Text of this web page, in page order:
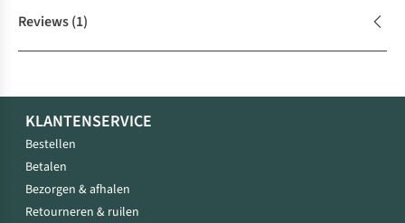
Reviews(1)
KLANTENSERVICE
Bestellen
Betalen
Bezorgen & afhalen
Retourneren & ruilen